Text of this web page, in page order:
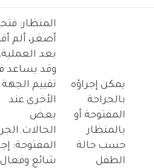
يمكن إجراؤه
بالجراحة
المفتوحة أو
بالمنظار
حسب حالة
الطفل
المنظار:
أصغر، ألم
بعد
وقد يساعد
تقييم الجهة
الأخرى عند
بعض
المفتوحة:
شائع وفعال